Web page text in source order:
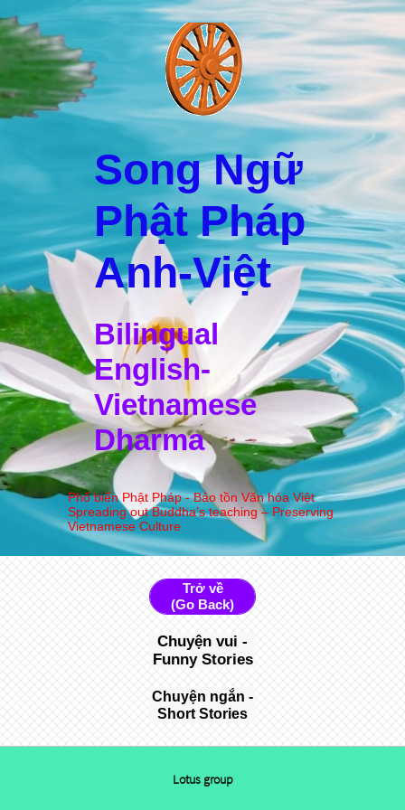
Song Ngữ
Phật Pháp
Anh-Việt
Bilingual
English-
Vietnamese
Dharma
Phổ biến Phật Pháp - Bảo tồn Văn hóa Việt
Spreading out Buddha’s teaching – Preserving
Vietnamese Culture
Trở về
(Go Back)
Chuyện vui -
Funny Stories
Chuyện ngắn -
Short Stories
Lotus group